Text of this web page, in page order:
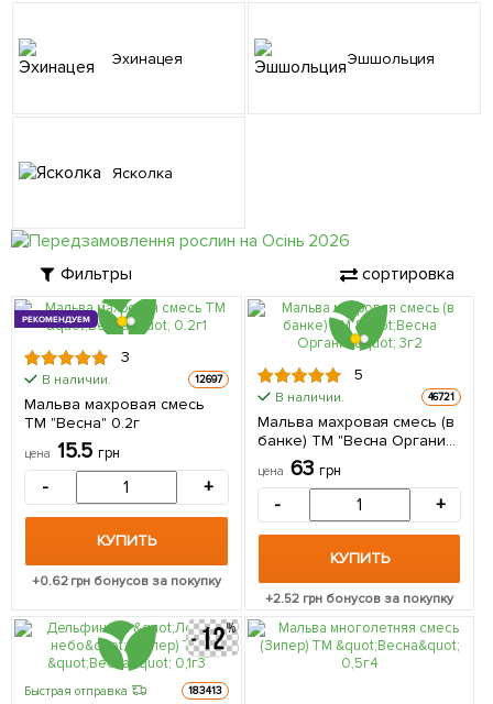
Эхинацея Эшшольция
Ясколка
Фильтры сортировка
РЕКОМЕНДУЕМ
3
В наличии. 12697
Мальва махровая смесь
ТМ "Весна" 0.2г
цена 15.5 грн
- +
КУПИТЬ
+0.62грн бонусов за покупку
5
В наличии. 46721
Мальва махровая смесь (в
банке) ТМ "Весна Органик"
цена 63 грн
- +
КУПИТЬ
+2.52 грн бонусов за покупку
Быстрая отправка 183413